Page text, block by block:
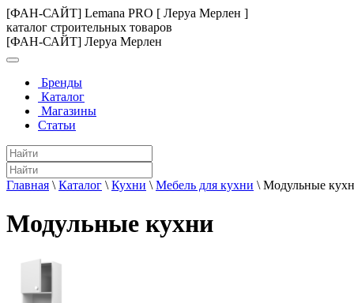
[ФАН-САЙТ] Lemana PRO [ Леруа Мерлен ]
каталог строительных товаров
[ФАН-САЙТ] Леруа Мерлен
Бренды
Каталог
Магазины
Статьи
Главная \ Каталог \ Кухни \ Мебель для кухни \ Модульные
Модульные кухни